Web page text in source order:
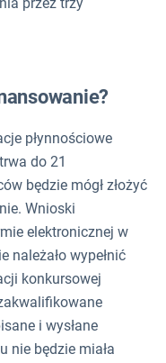
płynnościowe
do 21
będzie mógł złożyć
Wnioski
elektronicznej w
należało wypełnić
konkursowej
i wysłane
nie będzie miała